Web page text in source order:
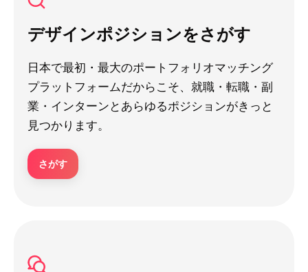
デザインポジションをさがす
日本で最初・最大のポートフォリオマッチング
プラットフォームだからこそ、就職・転職・副
業・インターンとあらゆるポジションがきっと
見つかります。
さがす